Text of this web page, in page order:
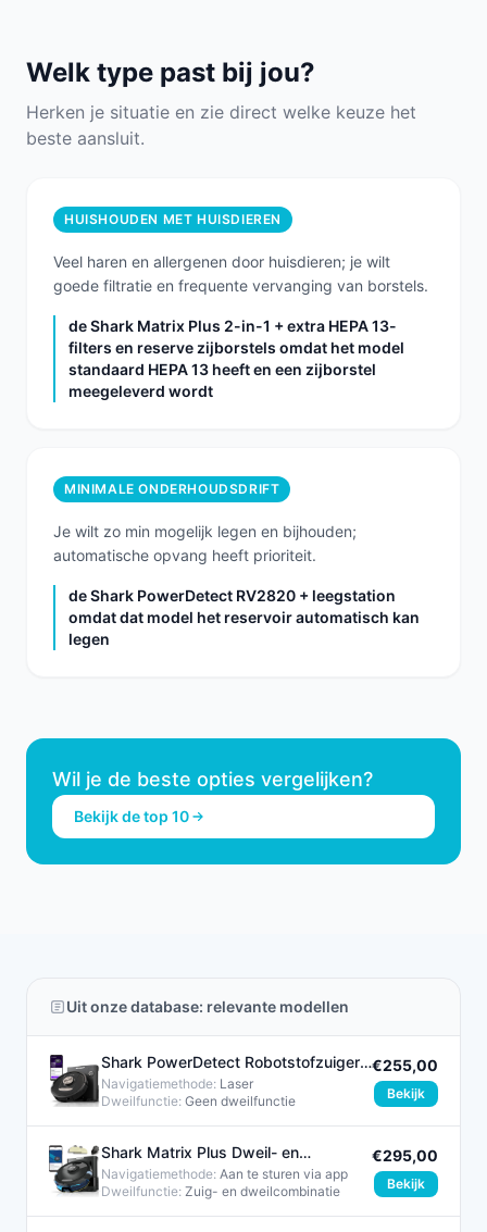
Welk type past bij jou?
Herken je situatie en zie direct welke keuze het
beste aansluit.
HUISHOUDEN MET HUISDIEREN
Veel haren en allergenen door huisdieren; je wilt
goede filtratie en frequente vervanging van borstels.
de Shark Matrix Plus 2-in-1 + extra HEPA 13-
filters en reserve zijborstels omdat het model
standaard HEPA 13 heeft en een zijborstel
meegeleverd wordt
MINIMALE ONDERHOUDSDRIFT
Je wilt zo min mogelijk legen en bijhouden;
automatische opvang heeft prioriteit.
de Shark PowerDetect RV2820 + leegstation
omdat dat model het reservoir automatisch kan
legen
Wil je de beste opties vergelijken?
Bekijk de top 10
Uit onze database: relevante modellen
Shark PowerDetect Robotstofzuiger
RV2820 Zwart met
Navigatiemethode: Laser
Dweilfunctie: Geen dweilfunctie
€255,00
Bekijk
Shark Matrix Plus Dweil- en
Zuigrobot met App Besturing
Navigatiemethode: Aan te sturen via app
Dweilfunctie: Zuig- en dweilcombinatie​
€295,00
Bekijk